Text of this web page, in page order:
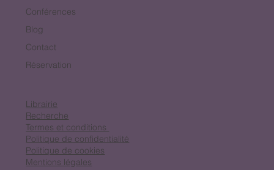
Conférences
Blog
Contact
Réservation
Librairie
Recherche
Termes et conditions
Politique de confidentialité
Politique de cookies
Mentions légales